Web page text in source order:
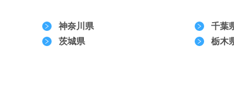
神奈川県
千葉
茨城県
栃木